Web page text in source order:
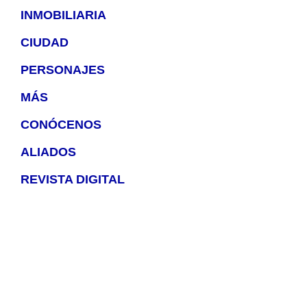
INMOBILIARIA
CIUDAD
PERSONAJES
MÁS
CONÓCENOS
ALIADOS
REVISTA DIGITAL